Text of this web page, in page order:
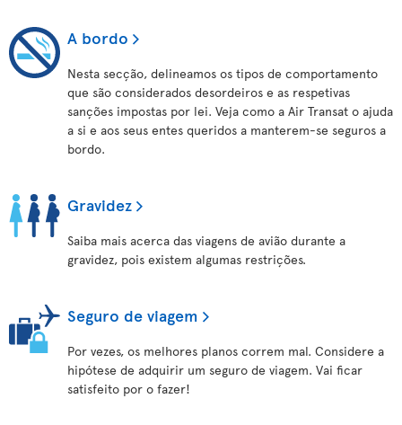
A bordo
Nesta secção, delineamos os tipos de comportamento
que são considerados desordeiros e as respetivas
sanções impostas por lei. Veja como a Air Transat o ajuda
a si e aos seus entes queridos a manterem-se seguros a
bordo.
Gravidez
Saiba mais acerca das viagens de avião durante a
gravidez, pois existem algumas restrições.
Seguro de viagem
Por vezes, os melhores planos correm mal. Considere a
hipótese de adquirir um seguro de viagem. Vai ficar
satisfeito por o fazer!